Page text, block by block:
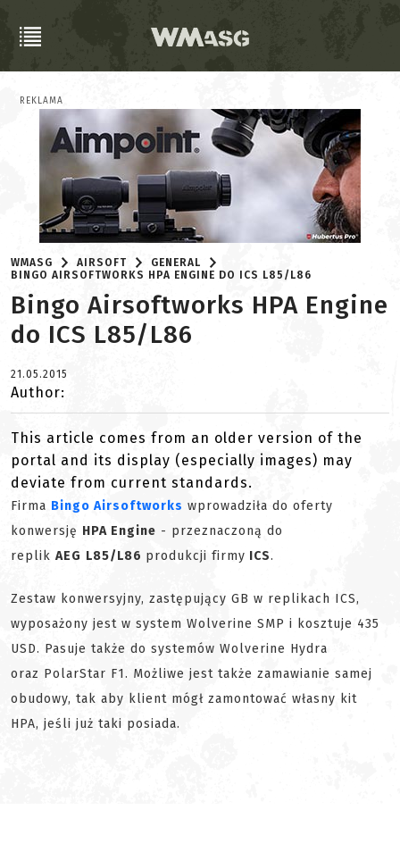
REKLAMA
WMASG AIRSOFT
GENERAL
BINGO AIRSOFTWORKS HPA ENGINE DO ICS L85/L86
Bingo Airsoftworks HPA Engine
do ICS L85/L86
21.05.2015
Author:
This article comes from an older version of the
portal and its display (especially images) may
deviate from current standards.
Firma Bingo Airsoftworks wprowadziła do oferty
konwersję HPA Engine - przeznaczoną do
replik AEG L85/L86 produkcji firmy ICS.
Zestaw konwersyjny, zastępujący GB w replikach ICS,
wyposażony jest w system Wolverine SMP i kosztuje 435
USD. Pasuje także do systemów Wolverine Hydra
oraz PolarStar F1. Możliwe jest także zamawianie samej
obudowy, tak aby klient mógł zamontować własny kit
HPA, jeśli już taki posiada.